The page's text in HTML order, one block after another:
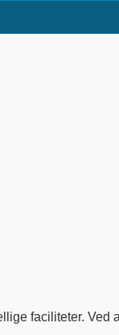
faciliteter. Ved